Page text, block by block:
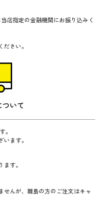
店指定の金融機関にお振り込みく
さい。
いて
。
ます。
す。
んが、離島の方のご注文はキャ